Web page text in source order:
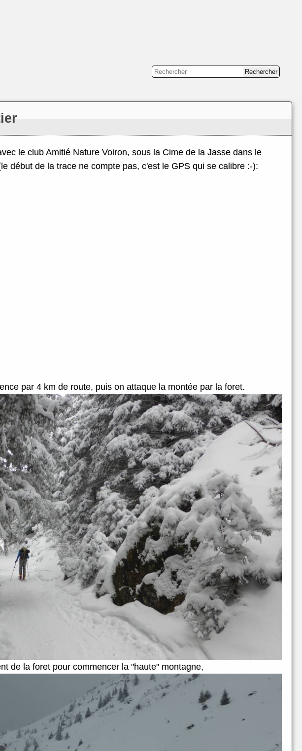
le club Amitié Nature Voiron, sous la Cime de la Jasse dans le
début de la trace ne compte pas, c'est le GPS qui se calibre :-):
par 4 km de route, puis on attaque la montée par la foret.
de la foret pour commencer la "haute" montagne,